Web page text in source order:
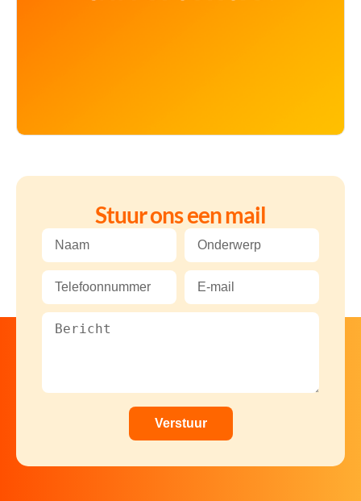
Stuur ons een mail